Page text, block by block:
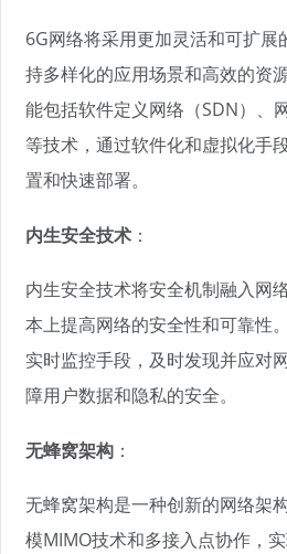
6G网络将采用更加灵活和可扩展
持多样化的应用场景和高效的资
能包括软件定义网络（SDN）、
等技术，通过软件化和虚拟化手
置和快速部署。
内生安全技术 ：
内生安全技术将安全机制融入网
本上提高网络的安全性和可靠性
实时监控手段，及时发现并应对
障用户数据和隐私的安全。
无蜂窝架构 ：
无蜂窝架构是一种创新的网络架
模MIMO技术和多接入点协作，